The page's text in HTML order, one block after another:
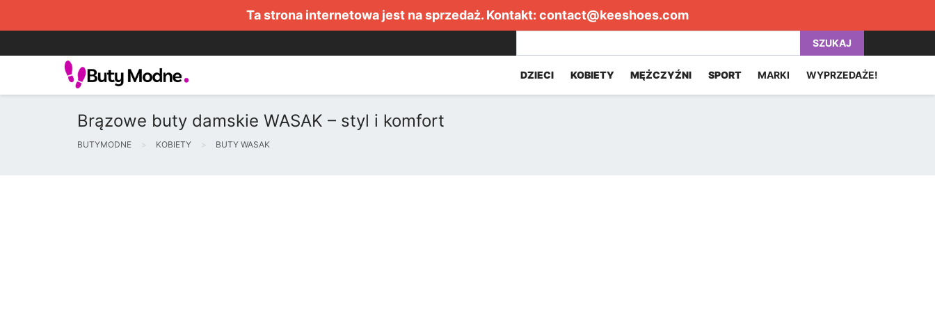
Ta strona internetowa jest na sprzedaż. Kontakt: contact@keeshoes.com
SZUKAJ
DZIECI KOBIETY MĘŻCZYŹNI SPORT MARKI WYPRZEDAŻE!
Brązowe buty damskie WASAK – styl i komfort
BUTYMODNE KOBIETY BUTY WASAK